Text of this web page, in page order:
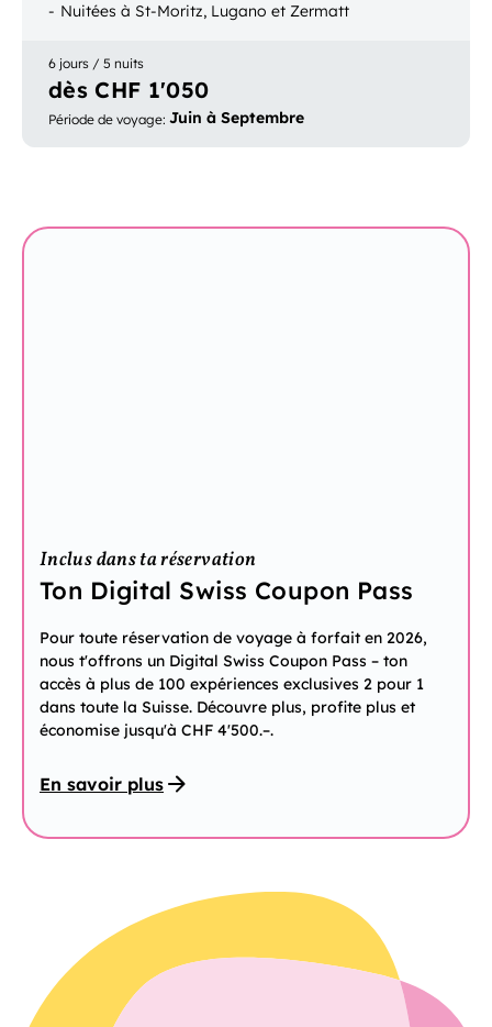
Nuitées à St-Moritz, Lugano et Zermatt
6 jours / 5 nuits
dès CHF 1'050
Période de voyage: Juin à Septembre
Inclus dans ta réservation
Ton Digital Swiss Coupon Pass
Pour toute réservation de voyage à forfait en 2026,
nous t'offrons un Digital Swiss Coupon Pass – ton
accès à plus de 100 expériences exclusives 2 pour 1
dans toute la Suisse. Découvre plus, profite plus et
économise jusqu'à CHF 4'500.–.
En savoir plus